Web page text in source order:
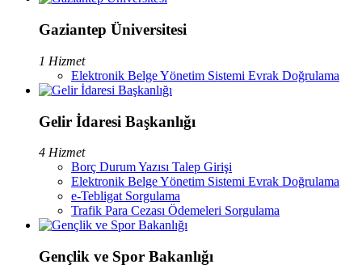
Gaziantep Üniversitesi
1 Hizmet
Elektronik Belge Yönetim Sistemi Evrak Doğrulama
Gelir İdaresi Başkanlığı
4 Hizmet
Borç Durum Yazısı Talep Girişi
Elektronik Belge Yönetim Sistemi Evrak Doğrulama
e-Tebligat Sorgulama
Trafik Para Cezası Ödemeleri Sorgulama
Gençlik ve Spor Bakanlığı